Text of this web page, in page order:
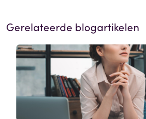
Gerelateerde blogartikelen